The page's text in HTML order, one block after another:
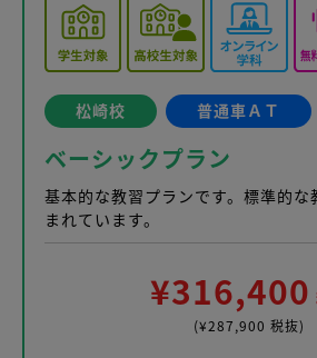
松崎校 普通車ＡＴ
ベーシックプラン
基本的な教習プランです。標準的な
まれています。
¥316,400
(¥287,900 税抜)